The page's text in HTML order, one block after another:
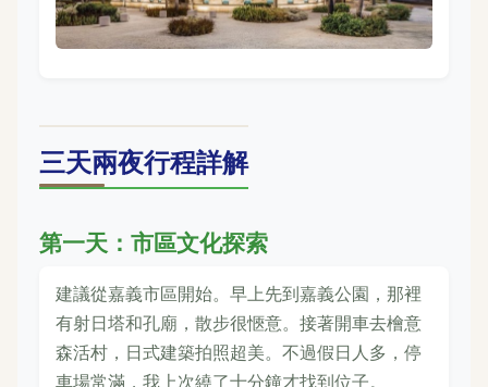
三天兩夜行程詳解
第一天：市區文化探索
建議從嘉義市區開始。早上先到嘉義公園，那裡
有射日塔和孔廟，散步很愜意。接著開車去檜意
森活村，日式建築拍照超美。不過假日人多，停
車場常滿，我上次繞了十分鐘才找到位子。